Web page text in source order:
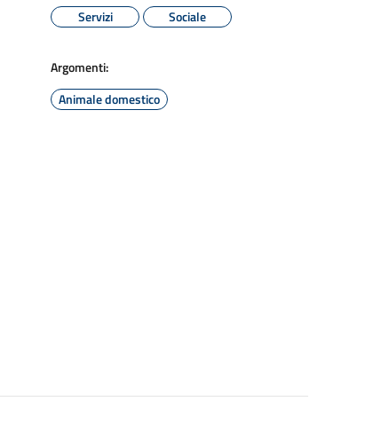
Servizi
Sociale
Argomenti:
Animale domestico